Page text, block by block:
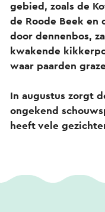
gebied, zoals de
de Roode Beek en
door dennenbos,
kwakende
waar paarden
In augustus zorgt
ongekend
heeft vele